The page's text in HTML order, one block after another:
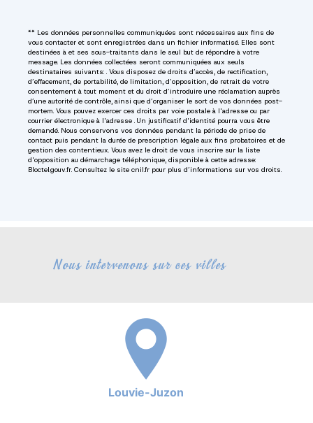
** Les données personnelles communiquées sont nécessaires aux fins de
vous contacter et sont enregistrées dans un fichier informatisé. Elles sont
destinées à et ses sous-traitants dans le seul but de répondre à votre
message. Les données collectées seront communiquées aux seuls
destinataires suivants: . Vous disposez de droits d’accès, de rectification,
d’effacement, de portabilité, de limitation, d’opposition, de retrait de votre
consentement à tout moment et du droit d’introduire une réclamation auprès
d’une autorité de contrôle, ainsi que d’organiser le sort de vos données post-
mortem. Vous pouvez exercer ces droits par voie postale à l'adresse ou par
courrier électronique à l'adresse . Un justificatif d'identité pourra vous être
demandé. Nous conservons vos données pendant la période de prise de
contact puis pendant la durée de prescription légale aux fins probatoires et de
gestion des contentieux. Vous avez le droit de vous inscrire sur la liste
d'opposition au démarchage téléphonique, disponible à cette adresse:
Bloctel.gouv.fr. Consultez le site cnil.fr pour plus d’informations sur vos droits.
Nous intervenons sur ces villes
Louvie-Juzon